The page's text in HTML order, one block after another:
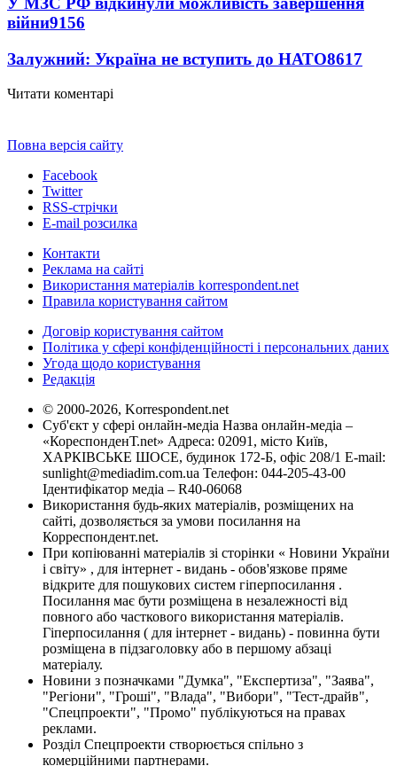
війни9156
Залужний: Україна не вступить до НАТО8617
Читати коментарі
Повна версія сайту
Facebook
Twitter
RSS-стрічки
E-mail розсилка
Контакти
Реклама на сайті
Використання матеріалів korrespondent.net
Правила користування сайтом
Договір користування сайтом
Політика у сфері конфіденційності і персональних даних
Угода щодо користування
Редакція
© 2000-2026, Korrespondent.net
Суб'єкт у сфері онлайн-медіа Назва онлайн-медіа –
«КореспонденТ.net» Адреса: 02091, місто Київ,
ХАРКІВСЬКЕ ШОСЕ, будинок 172-Б, офіс 208/1 E-mail:
sunlight@mediadim.com.ua Телефон: 044-205-43-00
Ідентифікатор медіа – R40-06068
Використання будь-яких матеріалів, розміщених на
сайті, дозволяється за умови посилання на
Корреспондент.net.
При копіюванні матеріалів зі сторінки « Новини України
і світу» , для інтернет - видань - обов'язкове пряме
відкрите для пошукових систем гіперпосилання .
Посилання має бути розміщена в незалежності від
повного або часткового використання матеріалів.
Гіперпосилання ( для інтернет - видань) - повинна бути
розміщена в підзаголовку або в першому абзаці
матеріалу.
Новини з позначками "Думка", "Експертиза", "Заява",
"Регіони", "Гроші", "Влада", "Вибори", "Тест-драйв",
"Спецпроекти", "Промо" публікуються на правах
реклами.
Розділ Спецпроекти створюється спільно з
комерційними партнерами.